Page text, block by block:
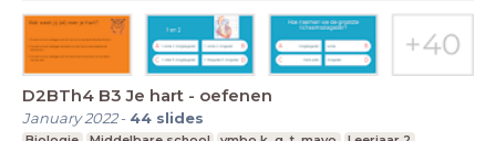
D2BTh4 B3 Je hart - oefenen
January 2022- 44 slides